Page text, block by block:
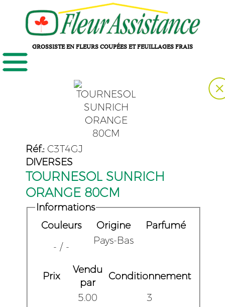
GROSSISTE EN FLEURS COUPÉES ET FEUILLAGES FRAIS
Réf.: C3T4GJ
DIVERSES
TOURNESOL SUNRICH
ORANGE 80CM
Informations
Couleurs
Origine
Parfumé
- / -
Pays-Bas
Prix
Vendu
par
Conditionnement
5.00
3